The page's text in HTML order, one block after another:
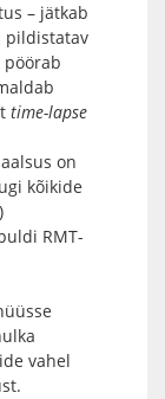
– jätkab
pildistatav
pöörab
time-lapse
on
kõikide
RMT-
vahel